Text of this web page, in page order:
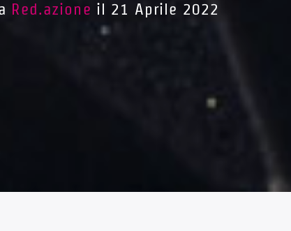
Red.azione il 21 Aprile 2022